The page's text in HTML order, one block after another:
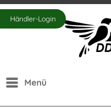
Händler-Login
Menü